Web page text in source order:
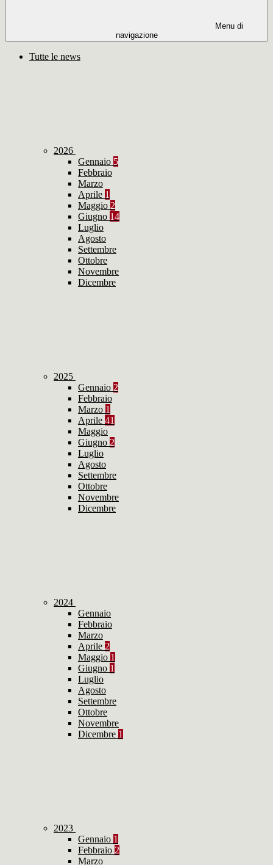
Menu di
navigazione
Tutte le news
2026
Gennaio 5
Febbraio
Marzo
Aprile 1
Maggio 2
Giugno 14
Luglio
Agosto
Settembre
Ottobre
Novembre
Dicembre
2025
Gennaio 2
Febbraio
Marzo 1
Aprile 41
Maggio
Giugno 2
Luglio
Agosto
Settembre
Ottobre
Novembre
Dicembre
2024
Gennaio
Febbraio
Marzo
Aprile 2
Maggio 1
Giugno 1
Luglio
Agosto
Settembre
Ottobre
Novembre
Dicembre 1
2023
Gennaio 1
Febbraio 2
Marzo